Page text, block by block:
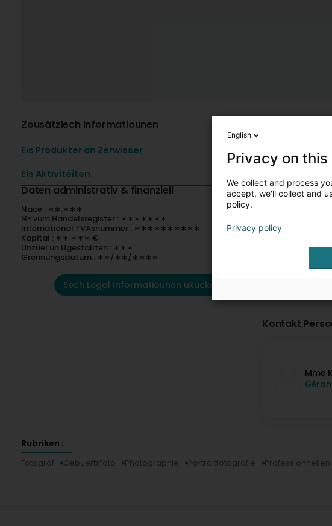
Zousätzlech Informatiounen
Eis Produkter an Zerwisser
Eis Aktivitéiten
Daten administrativ & finanziell
Nace : ∗∗.∗∗∗
N° vum Handelsregister : ∗∗∗∗∗∗∗
International TVAsnummer : ∗∗∗∗∗∗∗∗∗∗
Kapital : ∗∗ ∗∗∗ €
Unzuel un Ugestallten : ∗∗∗
Grënnungsdatum : ∗∗/∗∗/∗∗∗∗
Sech Legal Informatiounen ukucken
Kontakt
Mme
Rubriken :
Fotograf
Gebuertsfoto Photographie Portraitfotografie
English
Privacy on this
We collect and process
accept, we'll collect and
policy.
Privacy policy